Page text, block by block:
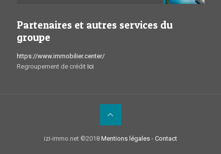
Partenaires et autres services du
groupe
https://www.immobilier.center/
Regroupement de crédit Ici
izi-immo.net ©2018 Mentions légales - Contact